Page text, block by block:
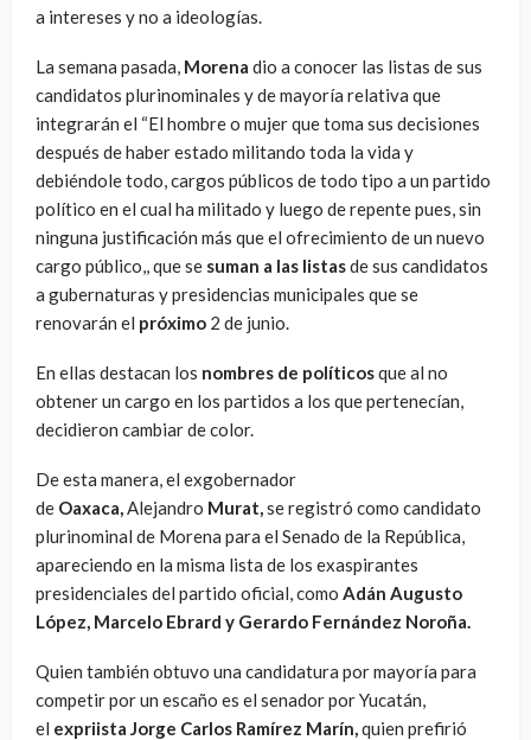
a intereses y no a ideologías.
La semana pasada, Morena dio a conocer las listas de sus
candidatos plurinominales y de mayoría relativa que
integrarán el “El hombre o mujer que toma sus decisiones
después de haber estado militando toda la vida y
debiéndole todo, cargos públicos de todo tipo a un partido
político en el cual ha militado y luego de repente pues, sin
ninguna justificación más que el ofrecimiento de un nuevo
cargo público,, que se suman a las listasde sus candidatos
a gubernaturas y presidencias municipales que se
renovarán el próximo 2 de junio.
En ellas destacan los nombres de políticosque al no
obtener un cargo en los partidos a los que pertenecían,
decidieron cambiar de color.
De esta manera, el exgobernador
de Oaxaca,Alejandro Murat,se registró como candidato
plurinominal de Morena para el Senado de la República,
apareciendo en la misma lista de los exaspirantes
presidenciales del partido oficial, como Adán Augusto
López, Marcelo Ebrard y Gerardo Fernández Noroña.
Quien también obtuvo una candidatura por mayoría para
competir por un escaño es el senador por Yucatán,
el expriista Jorge Carlos Ramírez Marín,quien prefirió